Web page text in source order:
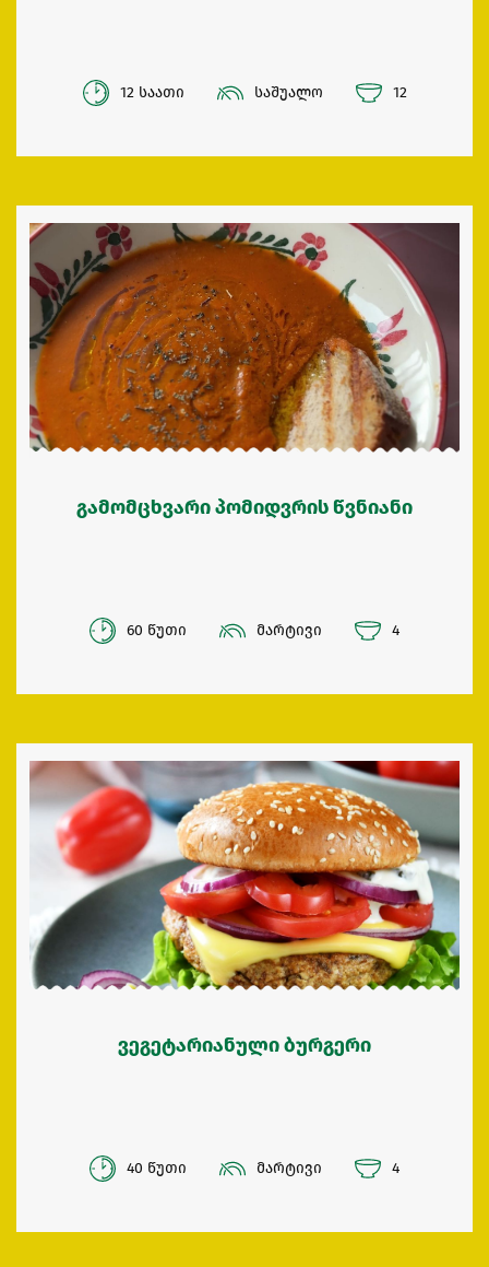
12 საათი საშუალო 12
გამომცხვარი პომიდვრის წვნიანი
60 წუთი მარტივი 4
ვეგეტარიანული ბურგერი
40 წუთი მარტივი 4